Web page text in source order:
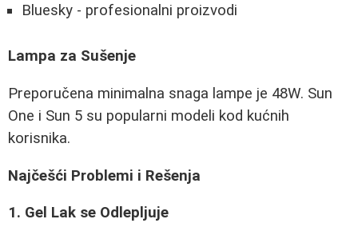
Bluesky - profesionalni proizvodi
Lampa za Sušenje
Preporučena minimalna snaga lampe je 48W. Sun
One i Sun 5 su popularni modeli kod kućnih
korisnika.
Najčešći Problemi i Rešenja
1. Gel Lak se Odlepljuje